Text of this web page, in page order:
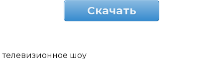
Скачать
телевизионное шоу